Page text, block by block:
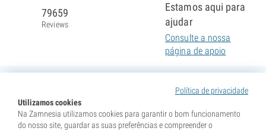
Política de privacidade
Utilizamos cookies
Na Zamnesia utilizamos cookies para garantir o bom funcionamento
do nosso site, guardar as suas preferências e compreender o
79659
Reviews
Estamos aqui para
ajudar
Consulte a nossa
página de apoio